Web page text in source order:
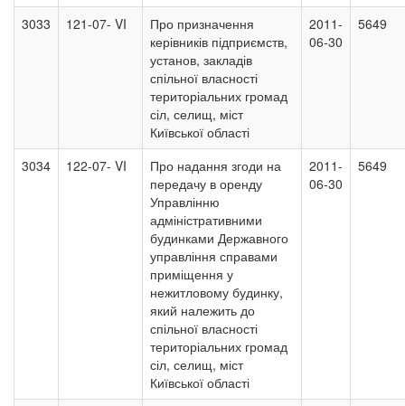
3033 121-07- VI
Про призначення
керівників підприємств,
установ, закладів
спільної власності
територіальних громад
сіл, селищ, міст
Київської області
2011-
06-30
5649
3034 122-07- VI
Про надання згоди на
передачу в оренду
Управлінню
адміністративними
будинками Державного
управління справами
приміщення у
нежитловому будинку,
який належить до
спільної власності
територіальних громад
сіл, селищ, міст
Київської області
2011-
06-30
5649